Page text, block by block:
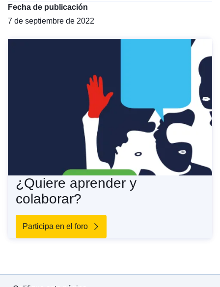
Fecha de publicación
7 de septiembre de 2022
¿Quiere aprender y
colaborar?
Participa en el foro